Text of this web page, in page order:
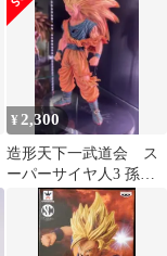
¥ 2,300
造形天下一武道会 ス
ーパーサイヤ人3 孫悟